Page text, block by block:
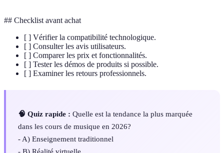
## Checklist avant achat
[ ] Vérifier la compatibilité technologique.
[ ] Consulter les avis utilisateurs.
[ ] Comparer les prix et fonctionnalités.
[ ] Tester les démos de produits si possible.
[ ] Examiner les retours professionnels.
🧠 Quiz rapide : Quelle est la tendance la plus marquée
dans les cours de musique en 2026?
- A) Enseignement traditionnel
- B) Réalité virtuelle